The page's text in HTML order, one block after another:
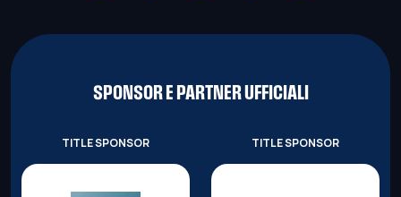
SPONSOR E PARTNER UFFICIALI
TITLE SPONSOR TITLE SPONSOR